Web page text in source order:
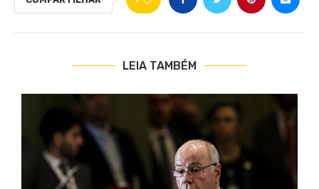
LEIA TAMBÉM